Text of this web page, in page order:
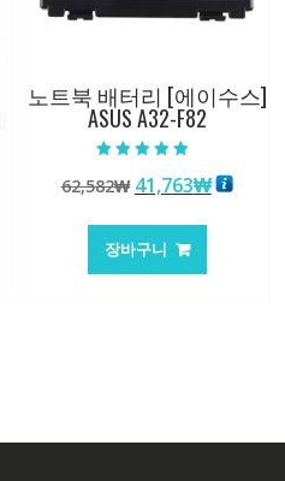
노트북 배터리 [에이수스]
ASUS A32-F82
5.00
로 평가됨
62,582₩ 원
가
격:
41,763₩현
장바구니